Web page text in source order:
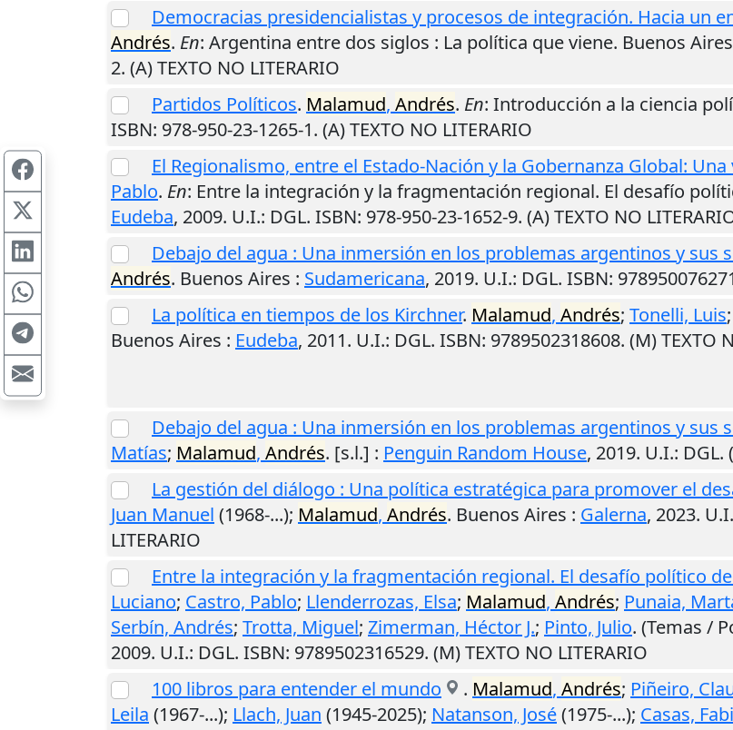
Democracias presidencialistas y procesos de integración. Hacia un
Andrés. En: Argentina entre dos siglos : La política que viene. Buenos Aires
2. (A) TEXTO NO LITERARIO
Partidos Políticos. Malamud, Andrés. En: Introducción a la ciencia
ISBN: 978-950-23-1265-1. (A) TEXTO NO LITERARIO
El Regionalismo, entre el Estado-Nación y la Gobernanza Global:
Pablo. En: Entre la integración y la fragmentación regional. El desafío
Eudeba, 2009. U.I.: DGL. ISBN: 978-950-23-1652-9. (A) TEXTO NO
Debajo del agua : Una inmersión en los problemas argentinos y sus
Andrés. Buenos Aires : Sudamericana, 2019. U.I.: DGL. ISBN:
La política en tiempos de los Kirchner. Malamud, Andrés; Tonelli, Luis;
Buenos Aires : Eudeba, 2011. U.I.: DGL. ISBN: 9789502318608. (M) TEXTO
Debajo del agua : Una inmersión en los problemas argentinos y sus
Matías; Malamud, Andrés. [s.l.] : Penguin Random House, 2019. U.I.: DGL.
La gestión del diálogo : Una política estratégica para promover el
Juan Manuel (1968-...); Malamud, Andrés. Buenos Aires : Galerna, 2023. U.I.
LITERARIO
Entre la integración y la fragmentación regional. El desafío político
Luciano; Castro, Pablo; Llenderrozas, Elsa; Malamud, Andrés; Punaia,
Serbín, Andrés; Trotta, Miguel; Zimerman, Héctor J.; Pinto, Julio. (Temas /
2009. U.I.: DGL. ISBN: 9789502316529. (M) TEXTO NO LITERARIO
100 libros para entender el mundo
. Malamud, Andrés; Piñeiro,
Leila (1967-...); Llach, Juan (1945-2025); Natanson, José(1975-...); Casas,